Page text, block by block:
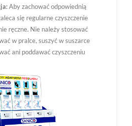
Aby zachować odpowiednią
się regularne czyszczenie
ręczne. Nie należy stosować
w pralce, suszyć w suszarce
ani poddawać czyszczeniu